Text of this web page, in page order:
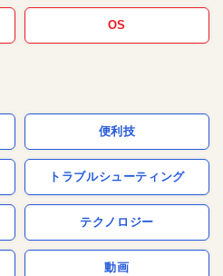
OS
便利技
トラブルシューティング
テクノロジー
動画